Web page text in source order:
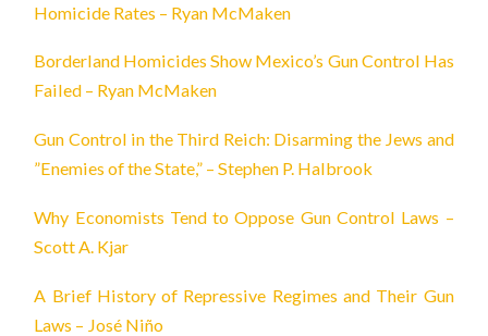
Homicide Rates – Ryan McMaken
Borderland Homicides Show Mexico’s Gun Control Has
Failed – Ryan McMaken
Gun Control in the Third Reich: Disarming the Jews and
”Enemies of the State,” – Stephen P. Halbrook
Why Economists Tend to Oppose Gun Control Laws –
Scott A. Kjar
A Brief History of Repressive Regimes and Their Gun
Laws – José Niño